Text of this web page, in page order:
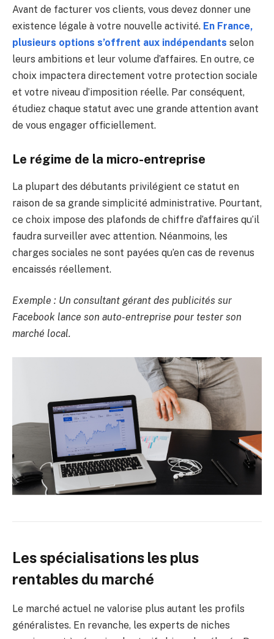
Avant de facturer vos clients, vous devez donner une
existence légale à votre nouvelle activité. En France,
plusieurs options s’offrent aux indépendants selon
leurs ambitions et leur volume d’affaires. En outre, ce
choix impactera directement votre protection sociale
et votre niveau d’imposition réelle. Par conséquent,
étudiez chaque statut avec une grande attention avant
de vous engager officiellement.
Le régime de la micro-entreprise
La plupart des débutants privilégient ce statut en
raison de sa grande simplicité administrative. Pourtant,
ce choix impose des plafonds de chiffre d’affaires qu’il
faudra surveiller avec attention. Néanmoins, les
charges sociales ne sont payées qu’en cas de revenus
encaissés réellement.
Exemple : Un consultant gérant des publicités sur
Facebook lance son auto-entreprise pour tester son
marché local.
Les spécialisations les plus
rentables du marché
Le marché actuel ne valorise plus autant les profils
généralistes. En revanche, les experts de niches